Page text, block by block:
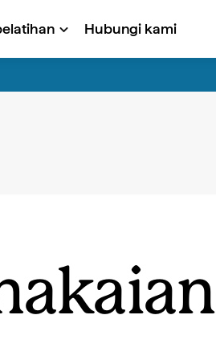
Hubungi kami